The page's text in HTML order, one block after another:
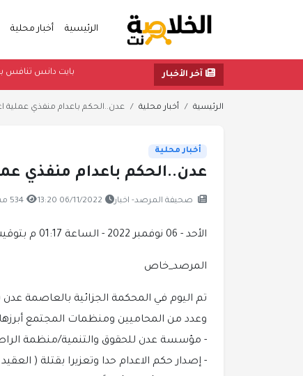
الرئيسية أخبار محلية
آخر الأخبار بايت دانس
الرئيسية أخبار محلية عدن..الحكم باعدام منفذي عملية
أخبار محلية
عدن..الحكم باعدام منفذي
صحيفة المرصد- اخبار 06/11/2022 13:20 534 مشاهدة
الأحد - 06 نوفمبر 2022 - الساعة 01:17 م بتوقيت اليمن ،،،
المرصد_خاص
تم اليوم في المحكمة الجزائية بالعاصمة
وعدد من المحاميين ومنظمات المجتمع أبرزها
- مؤسسة عدن للحقوق والتنمية/منظمة
- إصدار حكم الاعدام حدا وتعزيرا بقتلة (